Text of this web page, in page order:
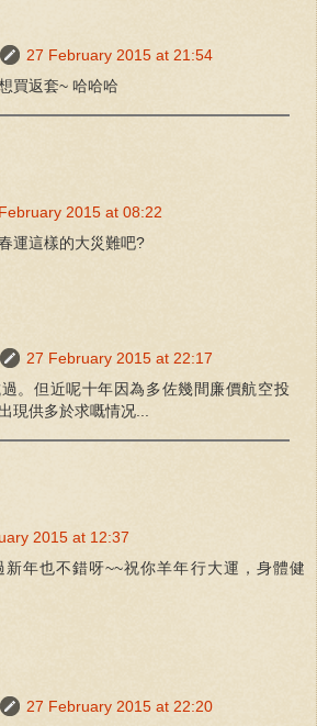
27 February 2015 at 21:54
買返套~ 哈哈哈
2015 at 08:22
運這樣的大災難吧?
27 February 2015 at 22:17
。但近呢十年因為多佐幾間廉價航空投
現供多於求嘅情况...
2015 at 12:37
新年也不錯呀~~祝你羊年行大運，身體健
27 February 2015 at 22:20